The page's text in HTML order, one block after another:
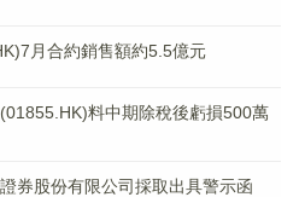
月合約銷售額約5.5億元
(01855.HK)料中期除稅後虧損500萬
券股份有限公司採取出具警示函